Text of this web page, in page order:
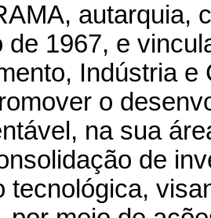
autarquia,
de 1967, e
Indústria
o
na sua
de
tecnológica,